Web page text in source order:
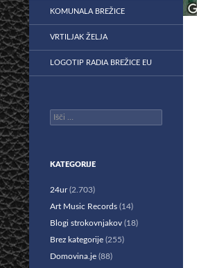
KOMUNALA BREŽICE
VRTILJAK ŽELJA
LOGOTIP RADIA BREŽICE EU
Išči:
KATEGORIJE
24ur(2.703)
Art Music Records (14)
Blogi strokovnjakov (18)
Brez kategorije (255)
Domovina.je (88)